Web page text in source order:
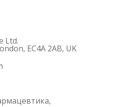
Ltd.
EC4A 2AB, UK